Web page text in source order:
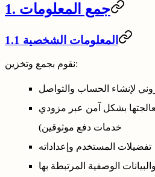
1. جمع المعلومات
1.1 المعلومات الشخصية
نقوم بجمع وتخزين:
لإنشاء الحساب والتواصل
بشكل آمن عبر مزودي
خدمات دفع موثوقين)
تفضيلات المستخدم وإعداداته
الوصفية المرتبطة بها